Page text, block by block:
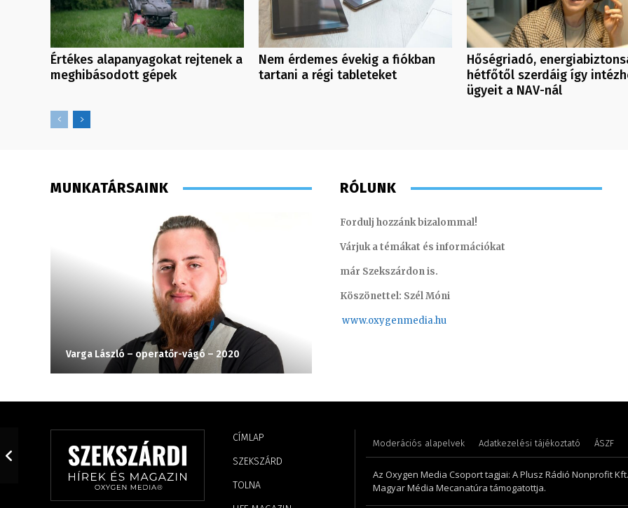
Értékes alapanyagokat rejtenek a
meghibásodott gépek
Nem érdemes évekig a fiókban
tartani a régi tableteket
Hőségriadó,
hétfőtől szerdáig így
ügyeit a NAV-nál
MUNKATÁRSAINK
Varga László – operatőr-vágó – 2020
RÓLUNK
Fordulj hozzánk bizalommal!
Várjuk a témákat és információkat
már Szekszárdon is.
Köszönettel: Szél Móni
www.oxygenmedia.hu
CÍMLAP
SZEKSZÁRD
TOLNA
Moderációs alapelvek Adatkezelési tájékoztató ÁSZF
Az Oxygen Media Csoport tagjai: A Plusz Rádió Nonprofit
Magyar Média Mecanatúra támogatottja.